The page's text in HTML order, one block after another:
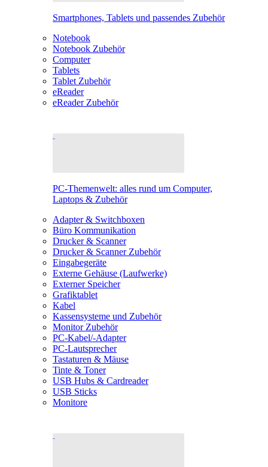
Smartphones, Tablets und passendes Zubehör
Notebook
Notebook Zubehör
Computer
Tablets
Tablet Zubehör
eReader
eReader Zubehör
PC-Themenwelt: alles rund um Computer,
Laptops & Zubehör
Adapter & Switchboxen
Büro Kommunikation
Drucker & Scanner
Drucker & Scanner Zubehör
Eingabegeräte
Externe Gehäuse (Laufwerke)
Externer Speicher
Grafiktablet
Kabel
Kassensysteme und Zubehör
Monitor Zubehör
PC-Kabel/-Adapter
PC-Lautsprecher
Tastaturen & Mäuse
Tinte & Toner
USB Hubs & Cardreader
USB Sticks
Monitore